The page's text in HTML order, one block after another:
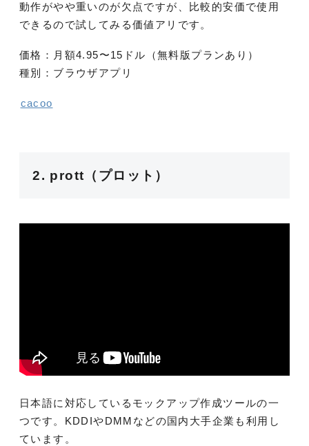
動作がやや重いのが欠点ですが、比較的安価で使用
できるので試してみる価値アリです。
価格：月額4.95〜15ドル（無料版プランあり）
種別：ブラウザアプリ
cacoo
2. prott（プロット）
日本語に対応しているモックアップ作成ツールの一
つです。KDDIやDMMなどの国内大手企業も利用し
ています。